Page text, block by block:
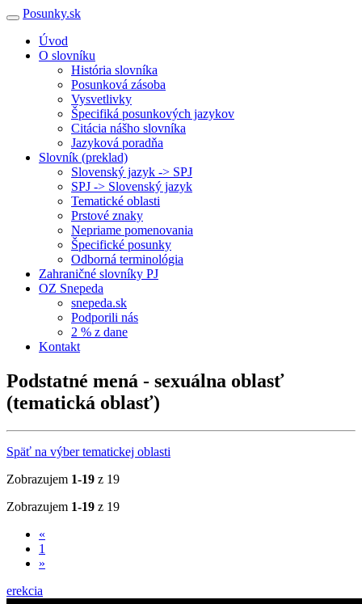
Posunky.sk
Úvod
O slovníku
História slovníka
Posunková zásoba
Vysvetlivky
Špecifiká posunkových jazykov
Citácia nášho slovníka
Jazyková poradňa
Slovník (preklad)
Slovenský jazyk -> SPJ
SPJ -> Slovenský jazyk
Tematické oblasti
Prstové znaky
Nepriame pomenovania
Špecifické posunky
Odborná terminológia
Zahraničné slovníky PJ
OZ Snepeda
snepeda.sk
Podporili nás
2 % z dane
Kontakt
Podstatné mená - sexuálna oblasť
(tematická oblasť)
Späť na výber tematickej oblasti
Zobrazujem 1-19 z 19
Zobrazujem 1-19 z 19
«
1
»
erekcia